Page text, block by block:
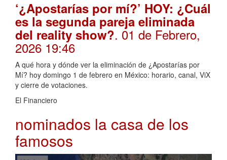
‘¿Apostarías por mí?’ HOY: ¿Cuál
es la segunda pareja eliminada
del reality show?. 01 de Febrero,
2026 19:46
A qué hora y dónde ver la eliminación de ¿Apostarías por
Mí? hoy domingo 1 de febrero en México: horario, canal, ViX
y cierre de votaciones.
El Financiero
nominados la casa de los
famosos